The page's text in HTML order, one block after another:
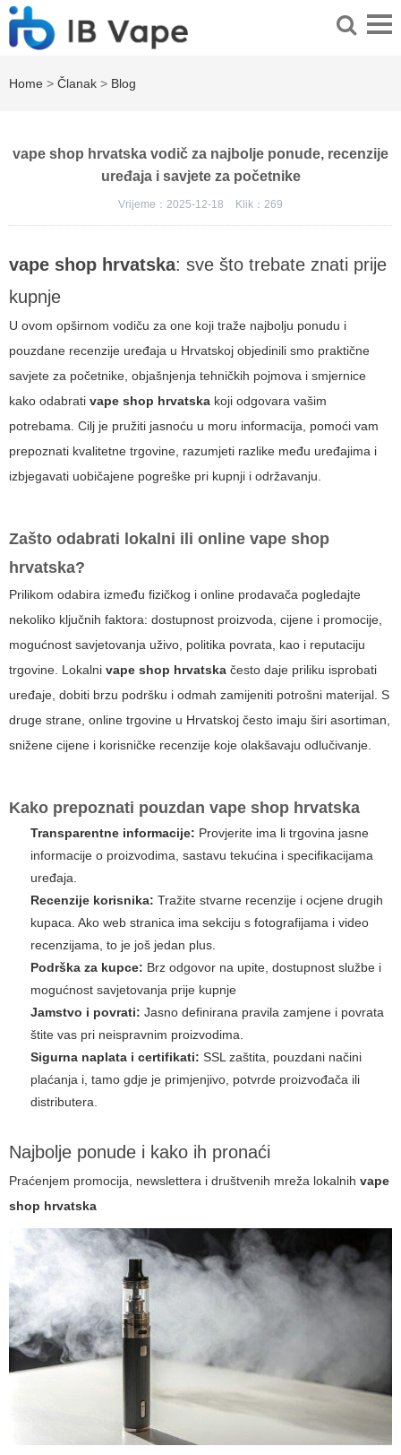
Home > Članak > Blog
vape shop hrvatska vodič za najbolje ponude, recenzije
uređaja i savjete za početnike
Vrijeme：2025-12-18 Klik： 269
vape shop hrvatska: sve što trebate znati prije
kupnje
U ovom opširnom vodiču za one koji traže najbolju ponudu i
pouzdane recenzije uređaja u Hrvatskoj objedinili smo praktične
savjete za početnike, objašnjenja tehničkih pojmova i smjernice
kako odabrati vape shop hrvatska koji odgovara vašim
potrebama. Cilj je pružiti jasnoću u moru informacija, pomoći vam
prepoznati kvalitetne trgovine, razumjeti razlike među uređajima i
izbjegavati uobičajene pogreške pri kupnji i održavanju.
Zašto odabrati lokalni ili online vape shop
hrvatska?
Prilikom odabira između fizičkog i online prodavača pogledajte
nekoliko ključnih faktora: dostupnost proizvoda, cijene i promocije,
mogućnost savjetovanja uživo, politika povrata, kao i reputaciju
trgovine. Lokalni vape shop hrvatska često daje priliku isprobati
uređaje, dobiti brzu podršku i odmah zamijeniti potrošni materijal. S
druge strane, online trgovine u Hrvatskoj često imaju širi asortiman,
snižene cijene i korisničke recenzije koje olakšavaju odlučivanje.
Kako prepoznati pouzdan vape shop hrvatska
Transparentne informacije: Provjerite ima li trgovina jasne
informacije o proizvodima, sastavu tekućina i specifikacijama
uređaja.
Recenzije korisnika: Tražite stvarne recenzije i ocjene drugih
kupaca. Ako web stranica ima sekciju s fotografijama i video
recenzijama, to je još jedan plus.
Podrška za kupce: Brz odgovor na upite, dostupnost službe i
mogućnost savjetovanja prije kupnje
Jamstvo i povrati: Jasno definirana pravila zamjene i povrata
štite vas pri neispravnim proizvodima.
Sigurna naplata i certifikati: SSL zaštita, pouzdani načini
plaćanja i, tamo gdje je primjenjivo, potvrde proizvođača ili
distributera.
Najbolje ponude i kako ih pronaći
Praćenjem promocija, newslettera i društvenih mreža lokalnih vape
shop hrvatska